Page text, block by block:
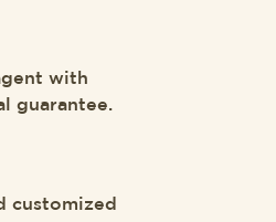
with
guarantee.
customized